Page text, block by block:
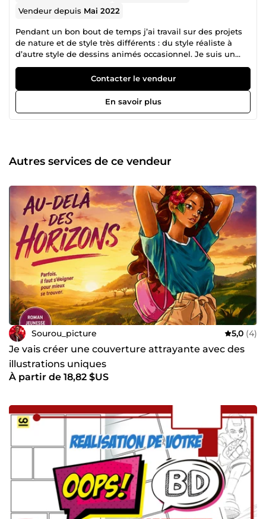
Vendeur depuis Mai 2022
Pendant un bon bout de temps j’ai travail sur des projets
de nature et de style très différents : du style réaliste à
d’autre style de dessins animés occasionnel. Je suis un
artiste de grande flexibilité et d’une grande capacité
d’adaptation. J’ai de grande compétence technique et
artistique qui me permet d’effectuer avec succès toutes
les taches d’un artiste expérimenté : très bonne
connaissance de couleur : d’éclairage et d’ombrage.
Sourou, graphiste illustrateur. Plusieurs année
d'expérience en matière de création graphique; je viens
graphique à votre disposition. Prêt à vous servir!!!
Contacter le vendeur
En savoir plus
Autres services de ce vendeur
Sourou_picture 5,0 (4)
Je vais créer une couverture attrayante avec des
illustrations uniques
À partir de 18,82 $US